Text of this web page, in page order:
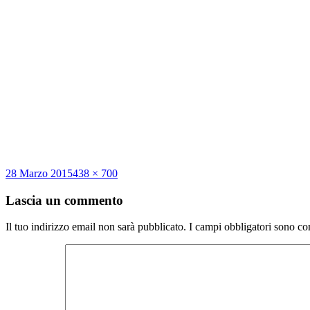
Scritto
28 Marzo 2015Dimensione
438 × 700
Lascia un commento
Il tuo indirizzo email non sarà pubblicato. I campi obbligatori sono